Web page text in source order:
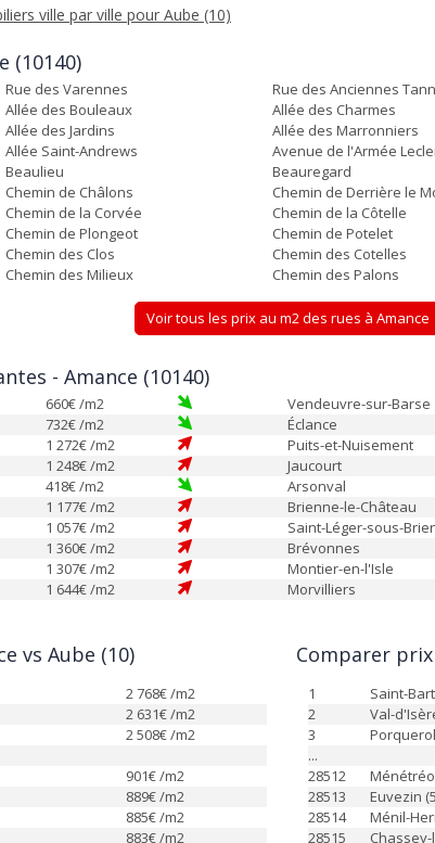
ville par ville pour Aube (10)
(10140)
Rue des Varennes Rue des Anciennes
Allée des Bouleaux Allée des Charmes
Allée des Jardins Allée des Marronniers
Allée Saint-Andrews Avenue de l'Armée
Beaulieu Beauregard
Chemin de Châlons Chemin de Derrière le
Chemin de la Corvée Chemin de la Côtelle
Chemin de Plongeot Chemin de Potelet
Chemin des Clos Chemin des Cotelles
Chemin des Milieux Chemin des Palons
Voir tous les prix au m2 des rues à Amance
- Amance (10140)
660€ /m2
732€ /m2
1 272€ /m2
1 248€ /m2
418€ /m2
1 177€ /m2
1 057€ /m2
1 360€ /m2
1 307€ /m2
1 644€ /m2
Vendeuvre-sur-Barse
Éclance
Puits-et-Nuisement
Jaucourt
Arsonval
Brienne-le-Château
Saint-Léger-sous-
Brévonnes
Montier-en-l'Isle
Morvilliers
vs Aube (10)
2 768€ /m2
2 631€ /m2
2 508€ /m2
901€ /m2
889€ /m2
885€ /m2
883€ /m2
Comparer
1 Saint-
2
Val-
3
...
28512
28513
Euvezin
28514
Ménil-
28515
Chassey-